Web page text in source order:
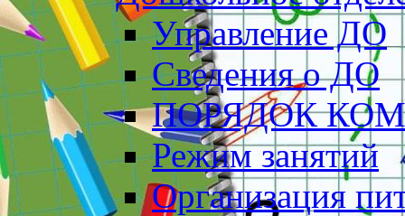
Управление ДО
Сведения о ДО
ПОРЯДОК
Режим занятий
Организация